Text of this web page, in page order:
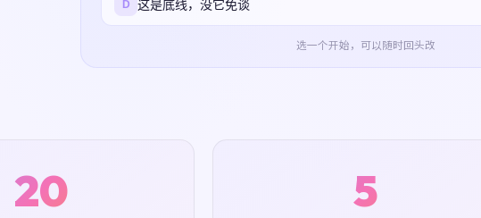
D 这是底线，没它免谈
选一个开始，可以随时回头改
20 5